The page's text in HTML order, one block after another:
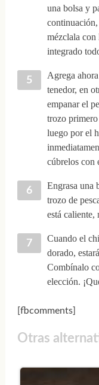
una bolsa y
mézclala con
integrado
Agrega
tenedor, en
empanar el
trozo
luego por el
cúbrelos con
Engrasa una
trozo de
está caliente,
Cuando el
dorado,
Combínalo
elección.
[fbcomments]
Otras